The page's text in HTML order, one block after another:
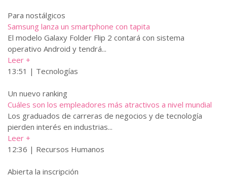
Para nostálgicos
Samsung lanza un smartphone con tapita
El modelo Galaxy Folder Flip 2 contará con sistema
operativo Android y tendrá...
Leer +
13:51 | Tecnologías
Un nuevo ranking
Cuáles son los empleadores más atractivos a nivel mundial
Los graduados de carreras de negocios y de tecnología
pierden interés en industrias...
Leer +
12:36 | Recursos Humanos
Abierta la inscripción